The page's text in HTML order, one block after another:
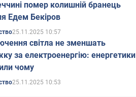
помер колишній бранець
Едем Бекіров
25.11.2025 10:57
світла не зменшать
за електроенергію: енергетики
чому
25.11.2025 10:53